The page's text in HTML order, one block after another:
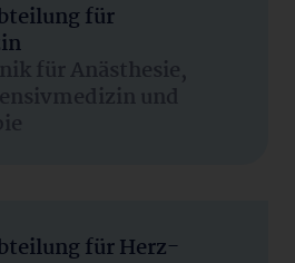
für
für Anästhesie,
und
für Herz-